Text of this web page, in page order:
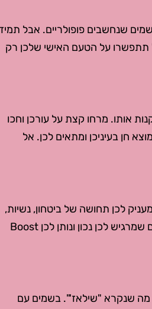
שנחשבים פופולריים. אבל
על הטעם האישי שלכן רק
אותו. מרחו קצת על עורכן וחכו
חן בעיניכן ומתאים לכן. אל
לכן תחושה של ביטחון, נשיות,
קסם, עוצמה? האם הוא משלים את האופי והמראה שלכן? בחרו בבושם שמרגיש לכן נכון ונותן לכן Boost
מה שנקרא "שילאז'". בשמים עם